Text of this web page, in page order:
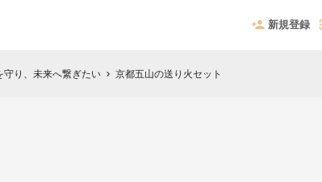
新規登録
守り、未来へ繋ぎたい chevron_right 京都五山の送り火セット